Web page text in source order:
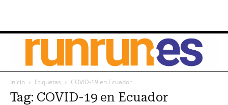
Inicio Etiquetas COVID-19 en Ecuador
Tag: COVID-19 en Ecuador